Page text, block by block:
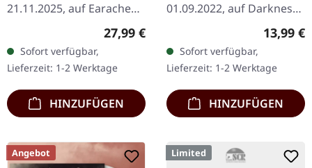
21.11.2025, auf Earache
Records. Weißes Vinyl LP
im Standard Cover. Plastic
Head Exklusiv-Ausgabe.
Ursprünglich 1995…
Regulärer Preis:
27,99 €
Sofort verfügbar,
Lieferzeit: 1-2 Werktage
HINZUFÜGEN
01.09.2022, auf Darkness
Shall Rise Productions.
Limitierte schwarze
Musik-Kassette. Sijjin
liefert einen…
13,99 €
Sofort verfügbar,
Lieferzeit: 1-2 Werktage
HINZUFÜGEN
Angebot Limited